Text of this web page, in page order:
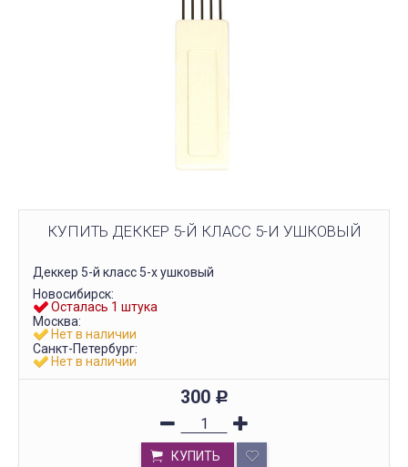
Шнуры, шнуры, шнуры! Когда
приходит время выбрать шнур
КУПИТЬ ДЕККЕР 5-Й КЛАСС 5-И УШКОВЫЙ
Деккер 5-й класс 5-х ушковый
Новосибирск:
Осталась 1 штука
Москва:
Нет в наличии
Санкт-Петербург:
Нет в наличии
300 Р
КУПИТЬ